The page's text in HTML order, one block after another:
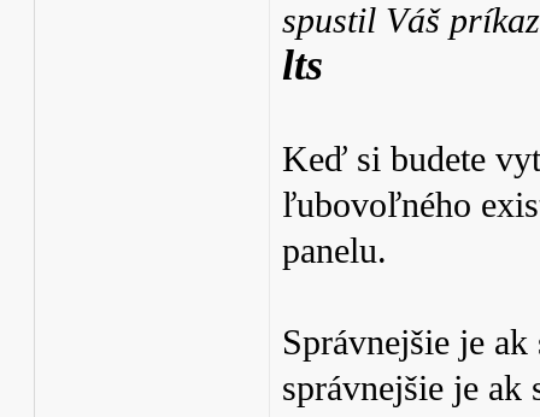
spustil Váš
lts
Keď si budete
ľubovoľného
panelu.
Správnejšie je
správnejšie je